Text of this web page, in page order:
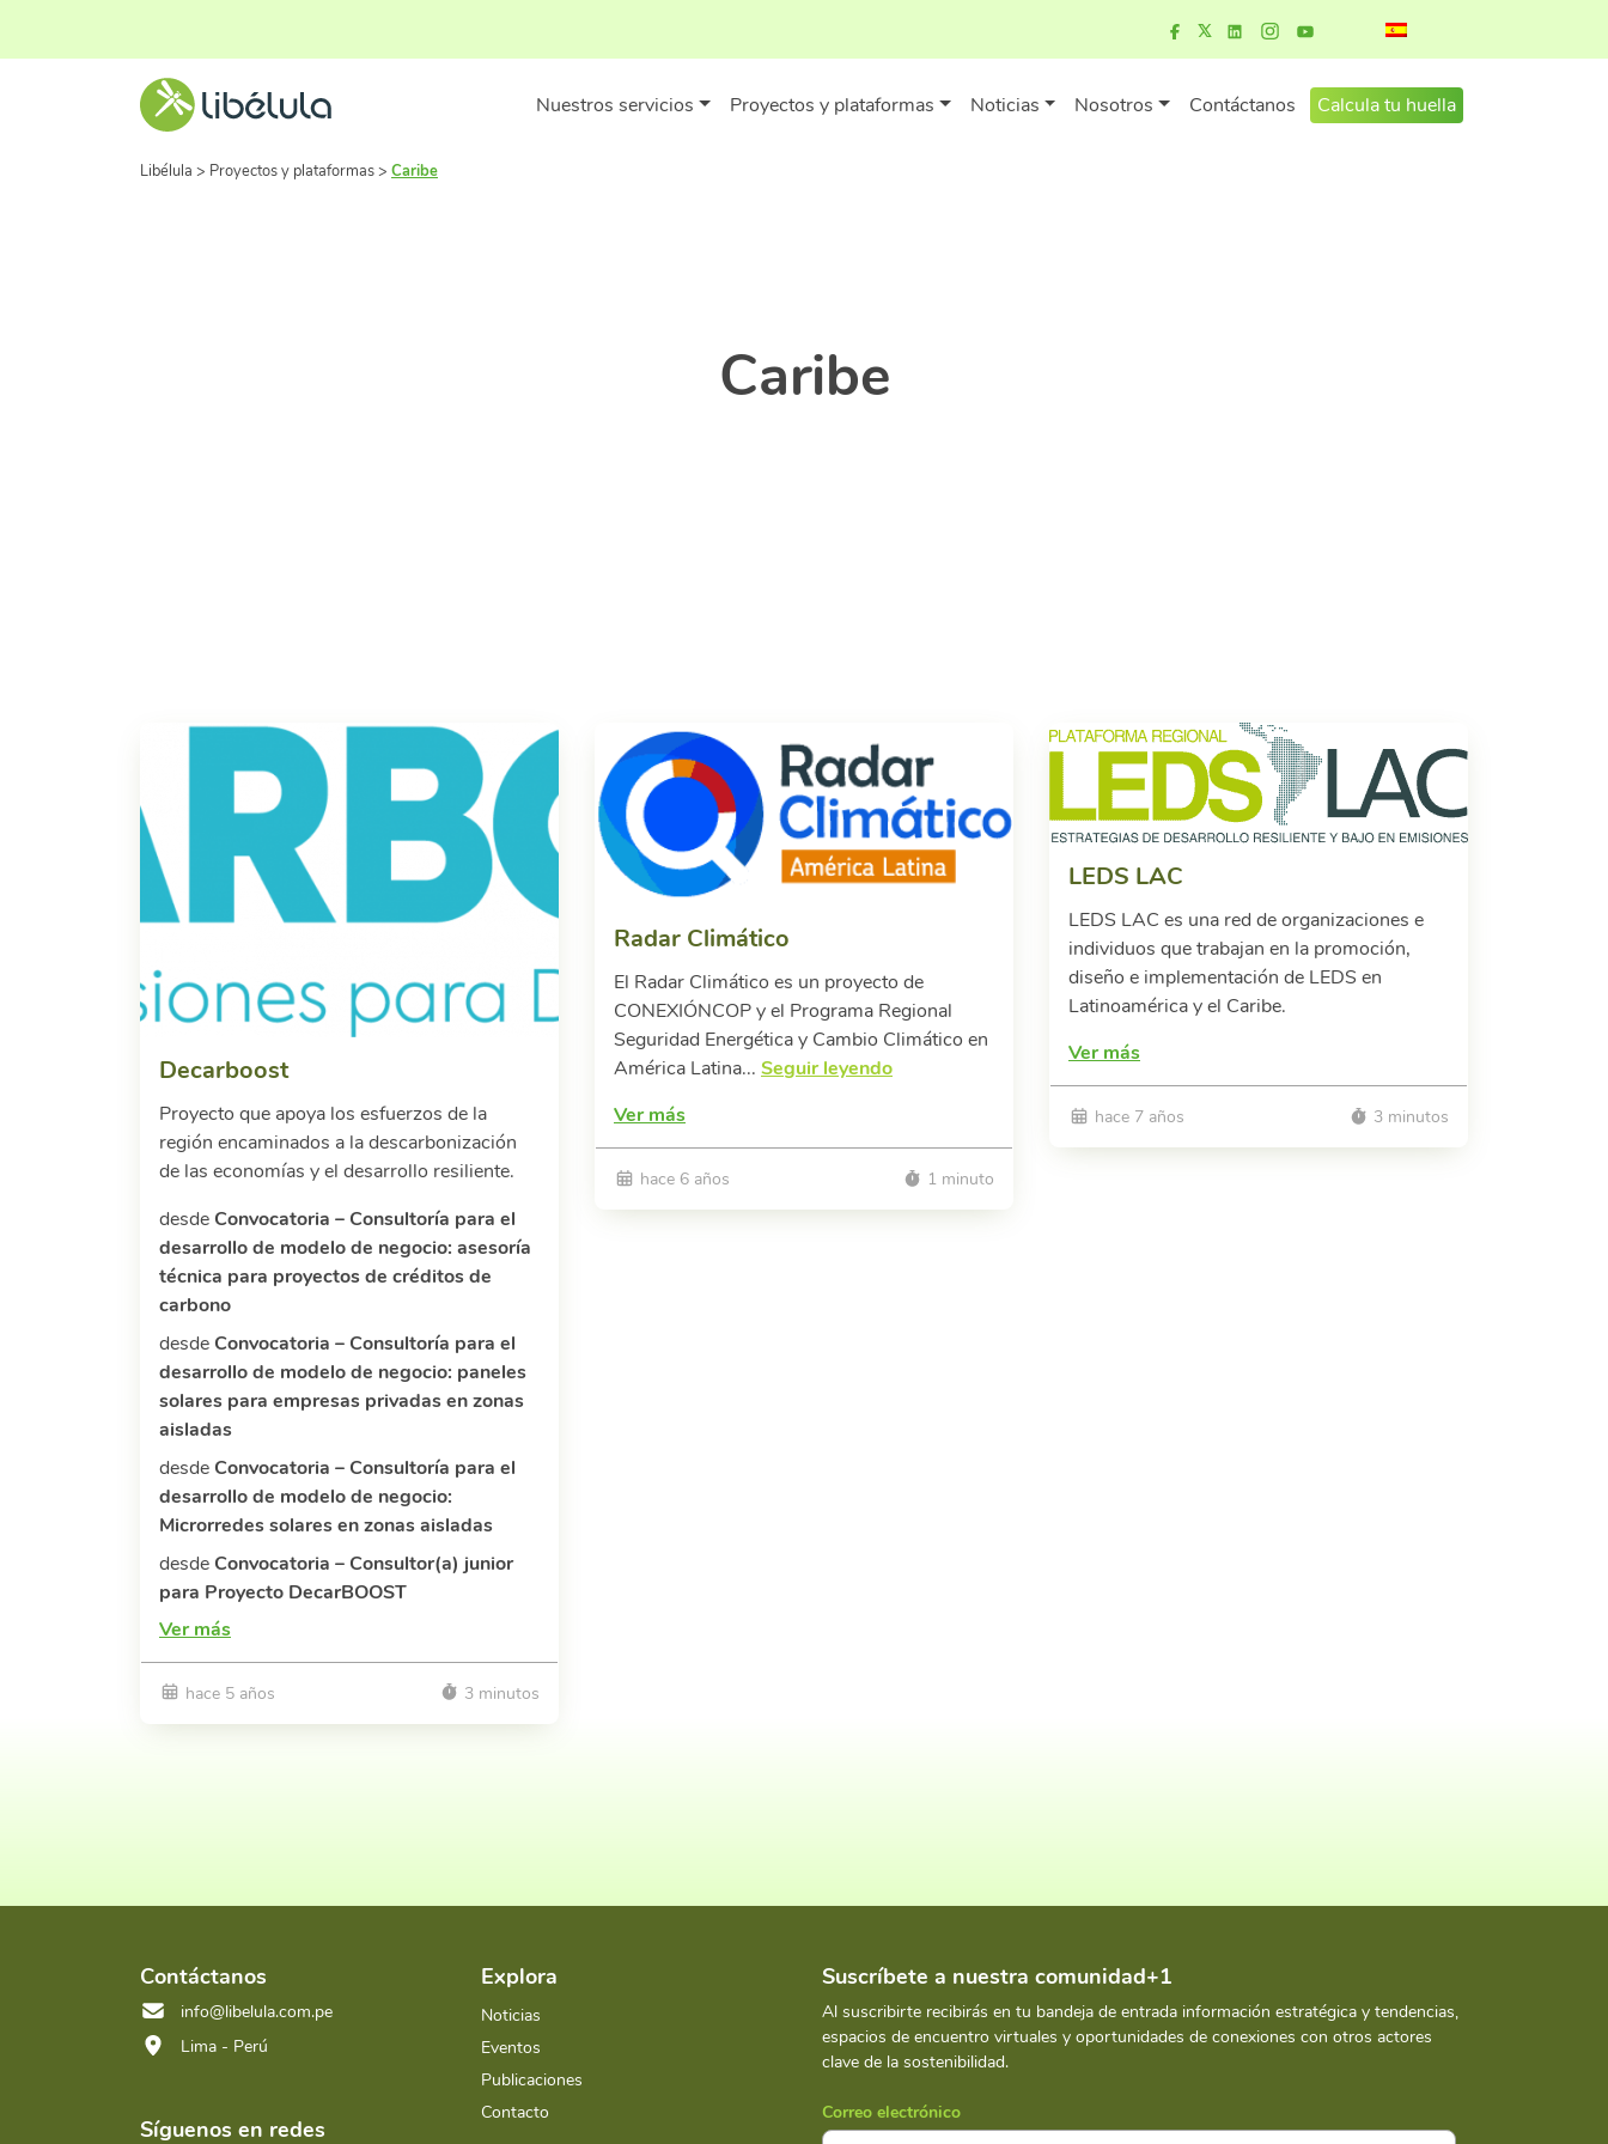
Nuestros servicios Proyectos y plataformas Noticias Nosotros Contáctanos Calcula tu huella
Libélula > Proyectos y plataformas> Caribe
Caribe
Decarboost
Proyecto que apoya los esfuerzos de la
región encaminados a la descarbonización
de las economías y el desarrollo resiliente.
desde Convocatoria – Consultoría para el
desarrollo de modelo de negocio: asesoría
técnica para proyectos de créditos de
carbono
desde Convocatoria – Consultoría para el
desarrollo de modelo de negocio: paneles
solares para empresas privadas en zonas
aisladas
desde Convocatoria – Consultoría para el
desarrollo de modelo de negocio:
Microrredes solares en zonas aisladas
desde Convocatoria – Consultor(a) junior
para Proyecto DecarBOOST
Ver más
hace 5 años 3 minutos
Radar Climático
El Radar Climático es un proyecto de
CONEXIÓNCOP y el Programa Regional
Seguridad Energética y Cambio Climático en
América Latina... Seguir leyendo
Ver más
hace 6 años 1 minuto
LEDS LAC
LEDS LAC es una red de organizaciones e
individuos que trabajan en la promoción,
diseño e implementación de LEDS en
Latinoamérica y el Caribe.
Ver más
hace 7 años 3 minutos
Contáctanos
info@libelula.com.pe
Lima - Perú
Síguenos en redes
Explora
Noticias
Eventos
Publicaciones
Contacto
Suscríbete a nuestra comunidad+1
Al suscribirte recibirás en tu bandeja de entrada información estratégica y tendencias,
espacios de encuentro virtuales y oportunidades de conexiones con otros actores
clave de la sostenibilidad.
Correo electrónico